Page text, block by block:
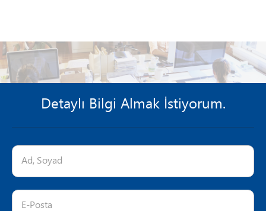
Detaylı Bilgi Almak İstiyorum.